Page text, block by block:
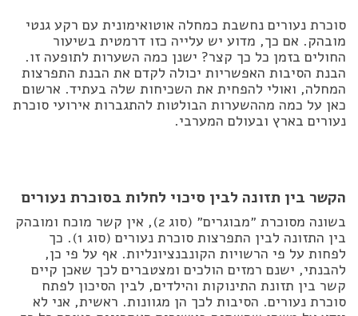
סוכרת נעורים נחשבת כמחלה אוטואימונית עם רקע גנטי
מובהק. אם כך, מדוע יש עלייה כזו דרמטית בשיעור
החולים בזמן כל כך קצר? ישנן כמה השערות לתופעה זו.
הבנת הסיבות האפשריות יכולה לקדם את הבנת התפרצות
המחלה, ואולי להפחית את השכיחות שלה בעתיד. ארשום
כאן על כמה מההשערות הבולטות להתגברות אירועי סוכרת
נעורים בארץ ובעולם המערבי.
הקשר בין תזונה לבין סיכוי לחלות בסוכרת נעורים
בשונה מסוכרת ״מבוגרים״ (סוג 2), אין קשר מוכח ומובהק
בין התזונה לבין התפרצות סוכרת נעורים (סוג 1). כך
לפחות על פי הרשויות הקונבנציונליות. אף על פי כן,
להבנתי, ישנם רמזים הולכים ומצטברים לכך שאכן קיים
קשר בין תזונת התינוקות והילדים, לבין הסיכון לפתח
סוכרת נעורים. הסיבות לכך הן מגוונות. ראשית, אני לא